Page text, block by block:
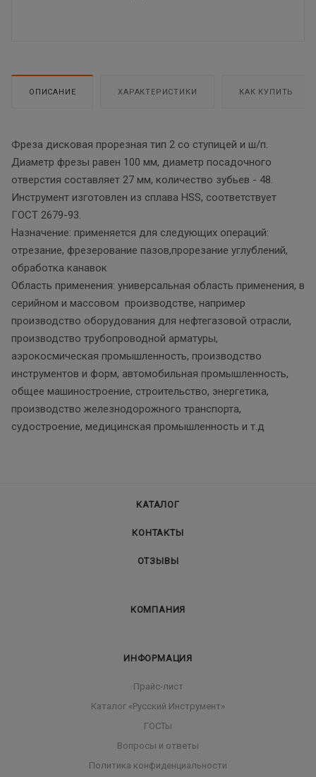
ОПИСАНИЕ ХАРАКТЕРИСТИКИ КАК КУПИТЬ
Фреза дисковая прорезная тип 2 со ступицей и ш/п.
Диаметр фрезы равен 100 мм, диаметр посадочного
отверстия составляет 27 мм, количество зубьев - 48.
Инструмент изготовлен из сплава HSS, соответствует
ГОСТ 2679-93.
Назначение: применяется для следующих операций:
отрезание, фрезерование пазов,прорезание углублений,
обработка канавок
Область применения: универсальная область применения, в
серийном и массовом производстве, например
производство оборудования для нефтегазовой отрасли,
производство трубопроводной арматуры,
аэрокосмическая промышленность, производство
инструментов и форм, автомобильная промышленность,
общее машиностроение, строительство, энергетика,
производство железнодорожного транспорта,
судостроение, медицинская промышленность и т.д
КАТАЛОГ
КОНТАКТЫ
ОТЗЫВЫ
КОМПАНИЯ
ИНФОРМАЦИЯ
Прайс-лист
Каталог «Русский Инструмент»
ГОСТы
Вопросы и ответы
Политика конфиденциальности